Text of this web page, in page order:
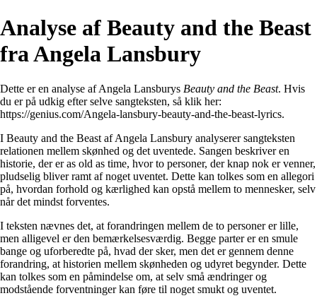
Analyse af Beauty and the Beast
fra Angela Lansbury
Dette er en analyse af Angela Lansburys Beauty and the Beast. Hvis
du er på udkig efter selve sangteksten, så klik her:
https://genius.com/Angela-lansbury-beauty-and-the-beast-lyrics.
I Beauty and the Beast af Angela Lansbury analyserer sangteksten
relationen mellem skønhed og det uventede. Sangen beskriver en
historie, der er as old as time, hvor to personer, der knap nok er venner,
pludselig bliver ramt af noget uventet. Dette kan tolkes som en allegori
på, hvordan forhold og kærlighed kan opstå mellem to mennesker, selv
når det mindst forventes.
I teksten nævnes det, at forandringen mellem de to personer er lille,
men alligevel er den bemærkelsesværdig. Begge parter er en smule
bange og uforberedte på, hvad der sker, men det er gennem denne
forandring, at historien mellem skønheden og udyret begynder. Dette
kan tolkes som en påmindelse om, at selv små ændringer og
modstående forventninger kan føre til noget smukt og uventet.